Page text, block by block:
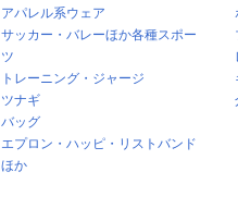
アパレル系ウェア
サッカー・バレーほか各種スポー
ツ
トレーニング・ジャージ
ツナギ
バッグ
エプロン・ハッピ・リストバンド
ほか